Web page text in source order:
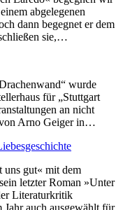
abgelegenen
dann begegnet er dem
sie,…
wurde
für „Stuttgart
an nicht
Arno Geiger in…
uns gut« mit dem
letzter Roman »Unter
Literaturkritik
Jahr auch ausgewählt für